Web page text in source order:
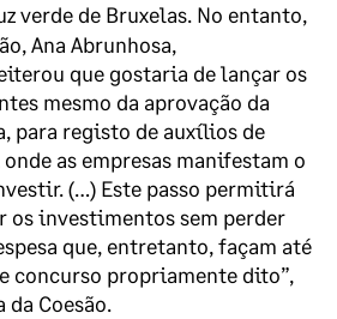
verde de Bruxelas. No entanto,
Ana Abrunhosa,
que gostaria de lançar os
mesmo da aprovação da
para registo de auxílios de
as empresas manifestam o
(…) Este passo permitirá
os investimentos sem perder
que, entretanto, façam até
concurso propriamente dito”,
Coesão.